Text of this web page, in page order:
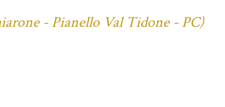
- Pianello Val Tidone - PC)